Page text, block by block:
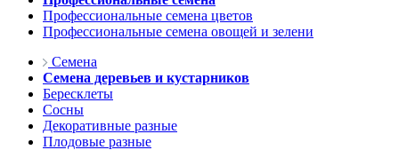
Профессиональные семена цветов
Профессиональные семена овощей и зелени
Семена
Семена деревьев и кустарников
Бересклеты
Сосны
Декоративные разные
Плодовые разные